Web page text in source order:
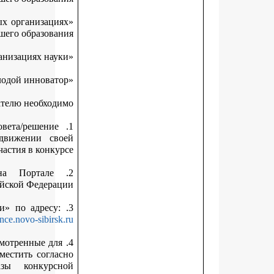
«Лучший молодой исследователь в образовательных
1. Получить выписку из протокола заседания совета/
руководителя инновационной компании о выдвижении
2. Иметь подтвержденную учетную запись на Портале
4. Внести данные о себе и научной работе в предусмотренные
заполнения поля МИС «Гранты и премии» и разместить
пункту 3.8 Положения электронные образы